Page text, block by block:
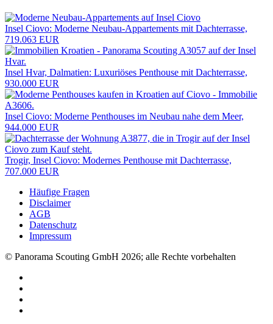
Insel Ciovo: Moderne Neubau-Appartements mit Dachterrasse,
719.063 EUR
Insel Hvar, Dalmatien: Luxuriöses Penthouse mit Dachterrasse,
930.000 EUR
Insel Ciovo: Moderne Penthouses im Neubau nahe dem Meer,
944.000 EUR
Trogir, Insel Ciovo: Modernes Penthouse mit Dachterrasse,
707.000 EUR
Häufige Fragen
Disclaimer
AGB
Datenschutz
Impressum
© Panorama Scouting GmbH 2026; alle Rechte vorbehalten